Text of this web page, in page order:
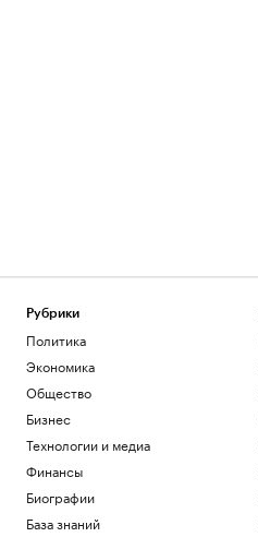
Рубрики
Политика
Экономика
Общество
Бизнес
Технологии и медиа
Финансы
Биографии
База знаний